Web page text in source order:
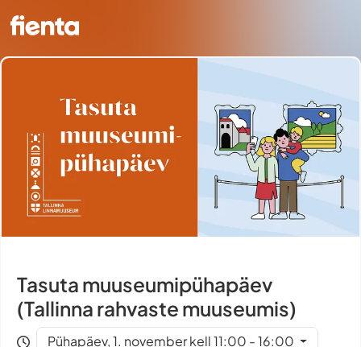
Tasuta muuseumipühapäev
(Tallinna rahvaste muuseumis)
Pühapäev, 1. november kell 11:00 - 16:00